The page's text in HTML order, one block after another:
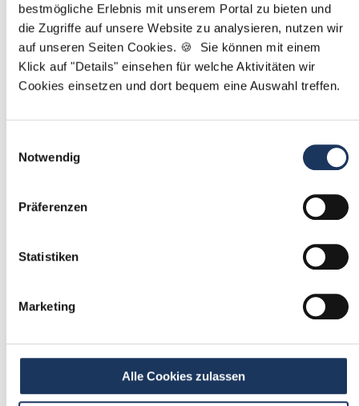
bestmögliche Erlebnis mit unserem Portal zu bieten und
die Zugriffe auf unsere Website zu analysieren, nutzen wir
auf unseren Seiten Cookies. 🍪 Sie können mit einem
Klick auf "Details" einsehen für welche Aktivitäten wir
Cookies einsetzen und dort bequem eine Auswahl treffen.
Notwendig
Präferenzen
Statistiken
Marketing
Alle Cookies zulassen
Schon Stellenanfrage abgesendet? Dann passen Siehier
Ihre Angaben für die Stellensuche an.
Mit*markierte Felder sind Pflichtfelder
Passende Stellenangebote
stetig neue Stellenangebote erhalten
ohne selbst zu suchen